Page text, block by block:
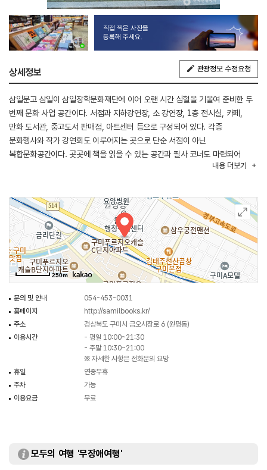
직접 찍은 사진을
등록해 주세요.
상세정보 관광정보 수정요청
삼일문고 삼일이 삼일장학문화재단에 이어 오랜 시간 심혈을 기울여 준비한 두
번째 문화 사업 공간이다. 서점과 지하강연장, 소 강연장, 1층 전시실, 카페,
만화 도서관, 중고도서 판매점, 아트센터 등으로 구성되어 있다. 각종
문화행사와 작가 강연회도 이루어지는 곳으로 단순 서점이 아닌
복합문화공간이다. 곳곳에 책을 읽을 수 있는 공간과 필사 코너도 마련되어
있으며, 서점 내에는 카페도 있어 책 구경을 하다가 잠시 쉬어가기에도 좋다.
내용 더보기
250m
문의 및 안내
054-453-0031
홈페이지
http://samilbooks.kr/
주소
경상북도 구미시 금오시장로 6 (원평동)
이용시간
- 평일 10:00~21:30
- 주말 10:30~21:00
※ 자세한 사항은 전화문의 요망
휴일
연중무휴
주차
가능
이용요금
무료
모두의 여행 '무장애여행'